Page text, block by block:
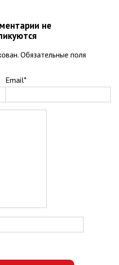
не
Обязательные поля
Email*